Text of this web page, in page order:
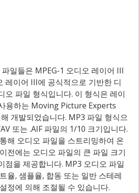
일들은 MPEG-1 오디오 레이어 III
레이어 III에 공식적으로 기반한 디
오 파일 형식입니다. 이 형식은 레이
용하는 Moving Picture Experts
개발되었습니다. MP3 파일 형식으
또는 .AIF 파일의 1/10 크기입니다.
해 오디오 파일을 스트리밍하여 온
전에는 오디오 파일의 큰 파일 크기
점을 제공합니다. MP3 오디오 파일
율, 샘플율, 합동 또는 일반 스테레
정에 의해 조절될 수 있습니다.